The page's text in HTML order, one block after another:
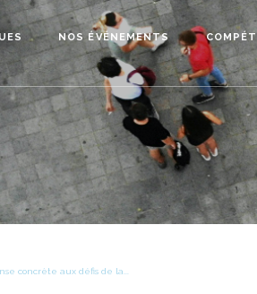
NOS ÉVÉNEMENTS
concrète aux défis de la...